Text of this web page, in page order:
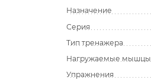
Назначение
Серия
Тип тренажера
Нагружаемые мышцы
Упражнения